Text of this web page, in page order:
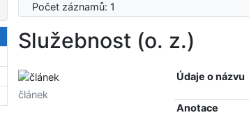
Počet záznamů: 1
Služebnost (o. z.)
Údaje o názvu
Anotace
článek